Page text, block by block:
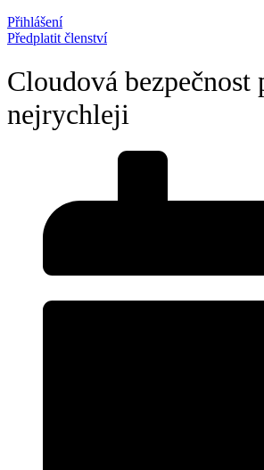
Přihlášení
Předplatit členství
Cloudová bezpečnost
nejrychleji